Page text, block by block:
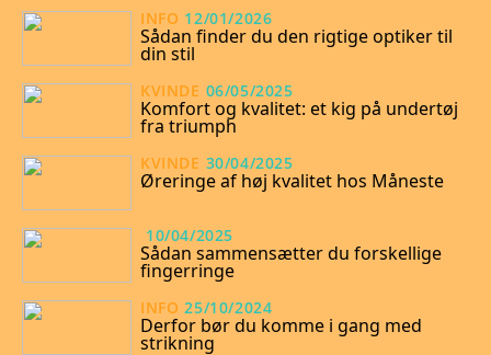
INFO 12/01/2026
Sådan finder du den rigtige optiker til
din stil
KVINDE 06/05/2025
Komfort og kvalitet: et kig på undertøj
fra triumph
KVINDE 30/04/2025
Øreringe af høj kvalitet hos Måneste
10/04/2025
Sådan sammensætter du forskellige
fingerringe
INFO 25/10/2024
Derfor bør du komme i gang med
strikning